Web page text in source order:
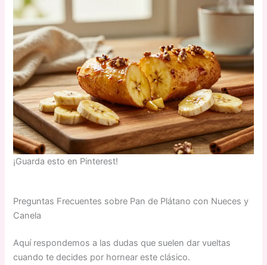
¡Guarda esto en Pinterest!
Preguntas Frecuentes sobre Pan de Plátano con Nueces y
Canela
Aquí respondemos a las dudas que suelen dar vueltas
cuando te decides por hornear este clásico.